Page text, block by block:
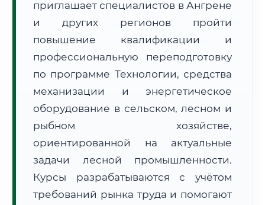
Расчет логистики оригиналов:
• Экспресс-доставка СДЭК / Почтой:3–5 рабочих дней
🔍Нажмите на документ для увеличения и просмотра
приглашает специалистов в Ангрене
и других регионов пройти
повышение квалификации и
профессиональную переподготовку
по программе Технологии, средства
механизации и энергетическое
оборудование в сельском, лесном и
рыбном хозяйстве,
ориентированной на актуальные
задачи лесной промышленности.
Курсы разрабатываются с учётом
требований рынка труда и помогают